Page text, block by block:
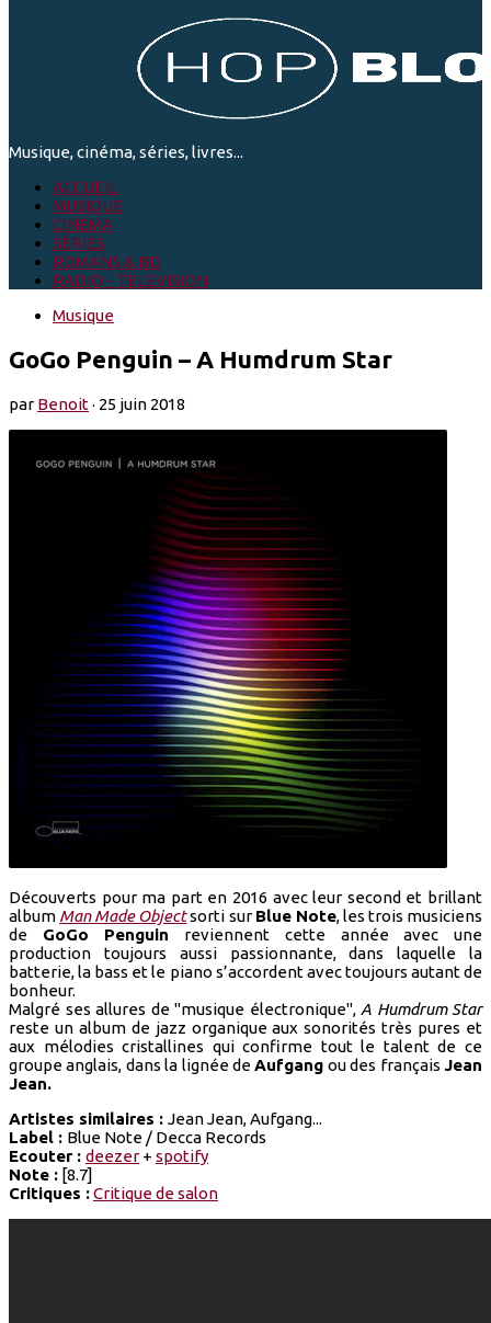
Musique, cinéma, séries, livres...
ACCUEIL
MUSIQUE
CINEMA
SÉRIES
ROMANS & BD
RADIO - TELEVISION
Musique
GoGo Penguin – A Humdrum Star
parBenoit· 25 juin 2018
Découverts pour ma part en 2016 avec leur second et brillant
album Man Made Objectsorti surBlue Note, les trois musiciens
de GoGo Penguin reviennent cette année avec une
production toujours aussi passionnante, dans laquelle la
batterie, la bass et le piano s’accordent avec toujours autant de
bonheur.
Malgré ses allures de "musique électronique", A Humdrum Star
reste un album de jazz organique aux sonorités très pures et
aux mélodies cristallines qui confirme tout le talent de ce
groupe anglais, dans la lignée deAufgang ou des français Jean
Jean.
Artistes similaires : Jean Jean,Aufgang...
Label : Blue Note / Decca Records
Ecouter : deezer+ spotify
Note : [8.7]
Critiques :Critique de salon